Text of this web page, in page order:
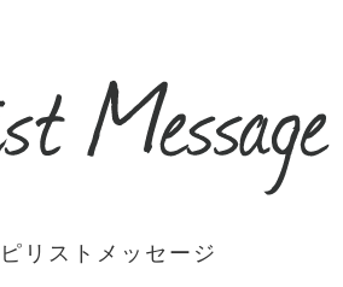
リストメッセージ